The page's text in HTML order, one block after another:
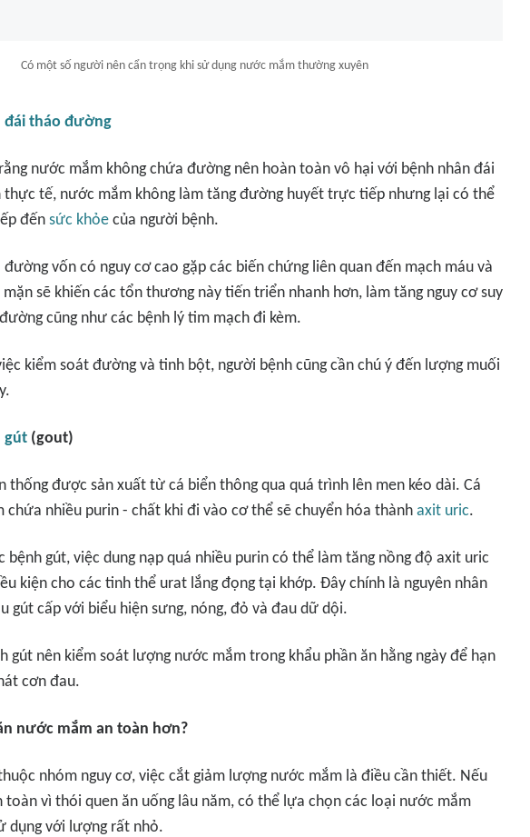
Có một số người nên cẩn trọng khi sử dụng nước mắm thường xuyên
đái tháo đường
nước mắm không chứa đường nên hoàn toàn vô hại với bệnh nhân đái
tế, nước mắm không làm tăng đường huyết trực tiếp nhưng lại có thể
đến sức khỏe của người bệnh.
vốn có nguy cơ cao gặp các biến chứng liên quan đến mạch máu và
sẽ khiến các tổn thương này tiến triển nhanh hơn, làm tăng nguy cơ suy
cũng như các bệnh lý tim mạch đi kèm.
kiểm soát đường và tinh bột, người bệnh cũng cần chú ý đến lượng muối
gút (gout)
thống được sản xuất từ cá biển thông qua quá trình lên men kéo dài. Cá
chứa nhiều purin - chất khi đi vào cơ thể sẽ chuyển hóa thành axit uric.
gút, việc dung nạp quá nhiều purin có thể làm tăng nồng độ axit uric
kiện cho các tinh thể urat lắng đọng tại khớp. Đây chính là nguyên nhân
gút cấp với biểu hiện sưng, nóng, đỏ và đau dữ dội.
gút nên kiểm soát lượng nước mắm trong khẩu phần ăn hằng ngày để hạn
cơn đau.
nước mắm an toàn hơn?
nhóm nguy cơ, việc cắt giảm lượng nước mắm là điều cần thiết. Nếu
toàn vì thói quen ăn uống lâu năm, có thể lựa chọn các loại nước mắm
dụng với lượng rất nhỏ.